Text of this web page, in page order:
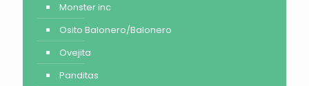
Monster inc
Osito Balonero/Balonero
Ovejita
Panditas